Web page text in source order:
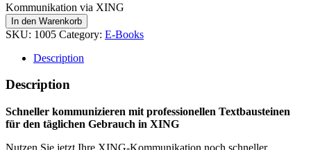
Kommunikation via XING
In den Warenkorb
SKU: 1005 Category: E-Books
Description
Description
Schneller kommunizieren mit professionellen Textbausteinen
für den täglichen Gebrauch in XING